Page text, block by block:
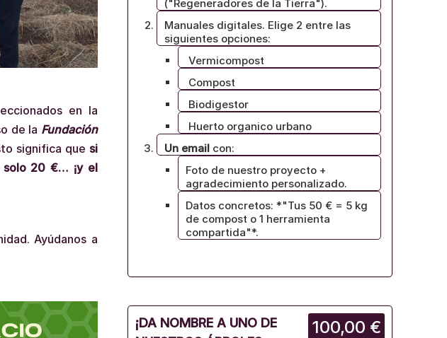
en la
de la Fundación
significa quesi
solo 20 €… ¡y el
Ayúdanos a
("Regeneradores de la Tierra").
Manuales digitales. Elige 2 entre las
siguientes opciones:
Vermicompost
Compost
Biodigestor
Huerto organico urbano
Un email con:
Foto de nuestro proyecto +
agradecimiento personalizado.
Datos concretos: *"Tus 50 € = 5 kg
de compost o 1 herramienta
compartida"*.
100,00 €
¡DA NOMBRE A UNO DE